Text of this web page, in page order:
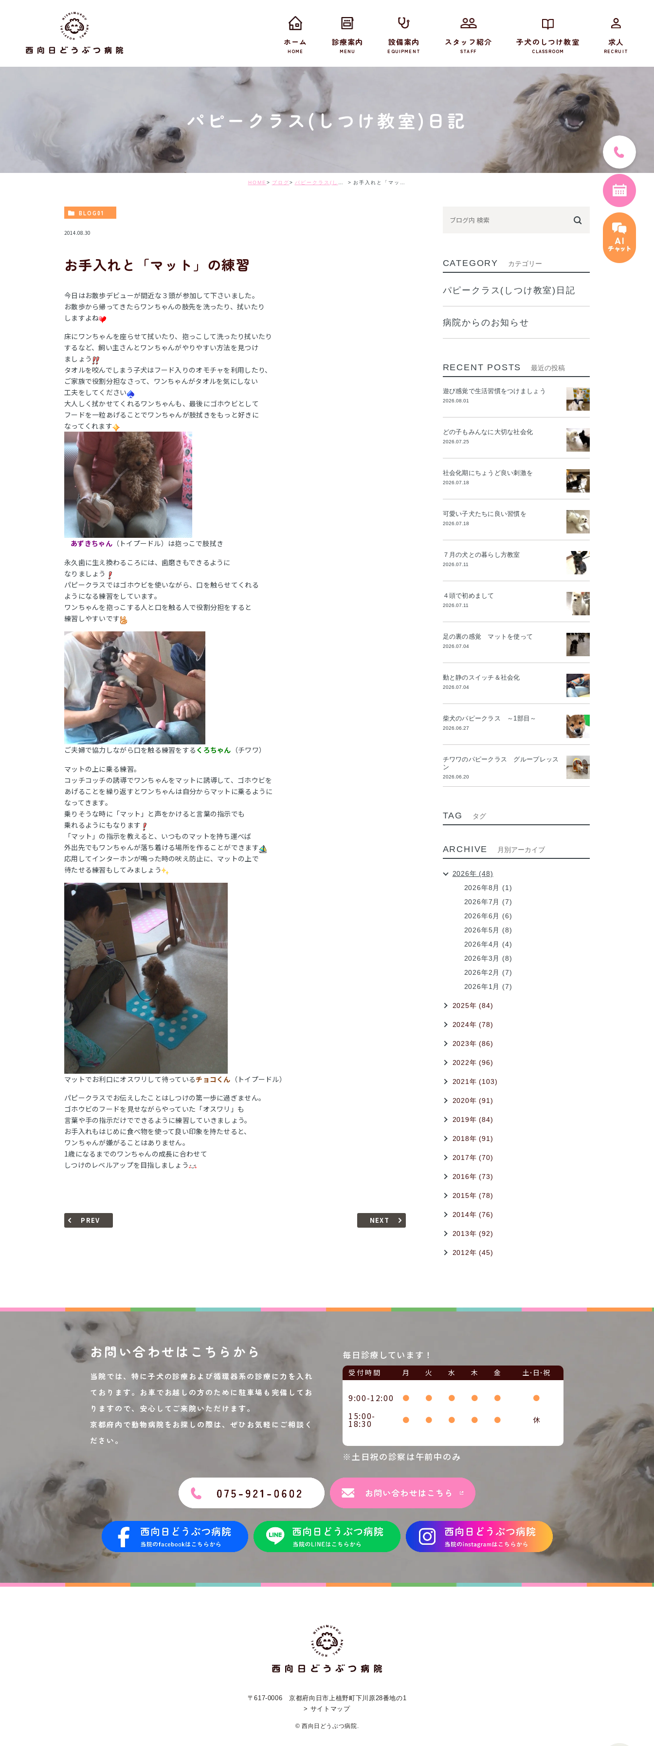
ホーム
HOME
診療案内
MENU
設備案内
EQUIPMENT
スタッフ紹介
STAFF
子犬のしつけ教室
CLASSROOM
求人
RECRUIT
パピークラス(しつけ教室)日記
HOME ブログ パピークラス(しつけ教室)日記 お手入れと「マット」の練習
BLOG01
2014.08.30
お手入れと「マット」の練習
今日はお散歩デビューが間近な３頭が参加して下さいました。
お散歩から帰ってきたらワンちゃんの肢先を洗ったり、拭いたり
しますよね
床にワンちゃんを座らせて拭いたり、抱っこして洗ったり拭いたり
するなど、飼い主さんとワンちゃんがやりやすい方法を見つけ
ましょう
タオルを咬んでしまう子犬はフード入りのオモチャを利用したり、
ご家族で役割分担なさって、ワンちゃんがタオルを気にしない
工夫をしてください
大人しく拭かせてくれるワンちゃんも、最後にゴホウビとして
フードを一粒あげることでワンちゃんが肢拭きをもっと好きに
なってくれます
あずきちゃん（トイプードル）は抱っこで肢拭き
永久歯に生え換わるころには、歯磨きもできるように
なりましょう
パピークラスではゴホウビを使いながら、口を触らせてくれる
ようになる練習をしています。
ワンちゃんを抱っこする人と口を触る人で役割分担をすると
練習しやすいです
ご夫婦で協力しながら口を触る練習をする くろちゃん （チワワ）
マットの上に乗る練習。
コッチコッチの誘導でワンちゃんをマットに誘導して、ゴホウビを
あげることを繰り返すとワンちゃんは自分からマットに乗るように
なってきます。
乗りそうな時に「マット」と声をかけると言葉の指示でも
乗れるようにもなります
「マット」の指示を教えると、いつものマットを持ち運べば
外出先でもワンちゃんが落ち着ける場所を作ることができます
応用してインターホンが鳴った時の吠え防止に、マットの上で
待たせる練習もしてみましょう
マットでお利口にオスワリして待っているチョコくん （トイプードル）
パピークラスでお伝えしたことはしつけの第一歩に過ぎません。
ゴホウビのフードを見せながらやっていた「オスワリ」も
言葉や手の指示だけでできるように練習していきましょう。
お手入れもはじめに食べ物を使って良い印象を持たせると、
ワンちゃんが嫌がることはありません。
1歳になるまでのワンちゃんの成長に合わせて
しつけのレベルアップを目指しましょう
PREV NEXT
CATEGORY カテゴリー
パピークラス(しつけ教室)日記
病院からのお知らせ
RECENT POSTS 最近の投稿
遊び感覚で生活習慣をつけましょう
2026.08.01
どの子もみんなに大切な社会化
2026.07.25
社会化期にちょうど良い刺激を
2026.07.18
可愛い子犬たちに良い習慣を
2026.07.18
７月の犬との暮らし方教室
2026.07.11
４頭で初めまして
2026.07.11
足の裏の感覚 マットを使って
2026.07.04
動と静のスイッチ＆社会化
2026.07.04
柴犬のパピークラス ～1部目～
2026.06.27
チワワのパピークラス グループレッス
ン
2026.06.20
TAG タグ
ARCHIVE 月別アーカイブ
2026年 (48)
2026年8月 (1)
2026年7月 (7)
2026年6月 (6)
2026年5月 (8)
2026年4月 (4)
2026年3月 (8)
2026年2月 (7)
2026年1月 (7)
2025年 (84)
2024年 (78)
2023年 (86)
2022年 (96)
2021年 (103)
2020年 (91)
2019年 (84)
2018年 (91)
2017年 (70)
2016年 (73)
2015年 (78)
2014年 (76)
2013年 (92)
2012年 (45)
お問い合わせは こちらから
当院では、特に子犬の診療および循環器系の診療に力を入れ
ております。お車でお越しの方のために駐車場も完備してお
りますので、安心してご来院いただけます。
京都府内で動物病院をお探しの際は、ぜひお気軽にご相談く
ださい。
毎日診療しています！
受付時間 月 火 水 木 金 土･日･祝
9:00-12:00 ● ● ● ● ● ●
15:00-
18:30 ● ● ● ● ● 休
※土日祝の診察は午前中のみ
〒617-0006京都府向日市上植野町下川原28番地の1
> サイトマップ
© 西向日どうぶつ病院.